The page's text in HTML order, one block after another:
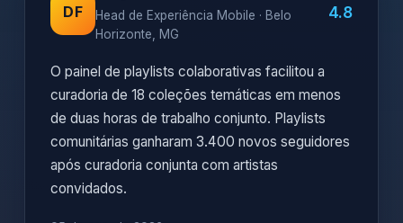
DF
Head de Experiência Mobile · Belo
Horizonte, MG
4.8
O painel de playlists colaborativas facilitou a
curadoria de 18 coleções temáticas em menos
de duas horas de trabalho conjunto. Playlists
comunitárias ganharam 3.400 novos seguidores
após curadoria conjunta com artistas
convidados.